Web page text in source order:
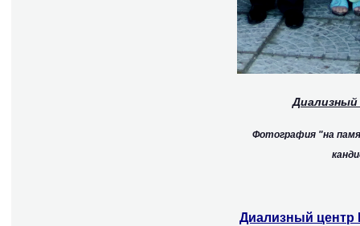
Фотография "на
Диализный